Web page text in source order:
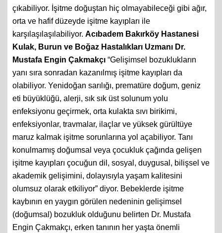
çıkabiliyor. İşitme doğuştan hiç olmayabileceği gibi ağır,
orta ve hafif düzeyde işitme kayıpları ile
karşılaşılaşılabiliyor. Acıbadem Bakırköy Hastanesi
Kulak, Burun ve Boğaz Hastalıkları Uzmanı Dr.
Mustafa Engin Çakmakçı “Gelişimsel bozuklukların
yanı sıra sonradan kazanılmış işitme kayıpları da
olabiliyor. Yenidoğan sarılığı, prematüre doğum, geniz
eti büyüklüğü, alerji, sık sık üst solunum yolu
enfeksiyonu geçirmek, orta kulakta sıvı birikimi,
enfeksiyonlar, travmalar, ilaçlar ve yüksek gürültüye
maruz kalmak işitme sorunlarına yol açabiliyor. Tanı
konulmamış doğumsal veya çocukluk çağında gelişen
işitme kayıpları çocuğun dil, sosyal, duygusal, bilişsel ve
akademik gelişimini, dolayısıyla yaşam kalitesini
olumsuz olarak etkiliyor” diyor. Bebeklerde işitme
kaybının en yaygın görülen nedeninin gelişimsel
(doğumsal) bozukluk olduğunu belirten Dr. Mustafa
Engin Çakmakçı, erken tanının her yaşta önemli